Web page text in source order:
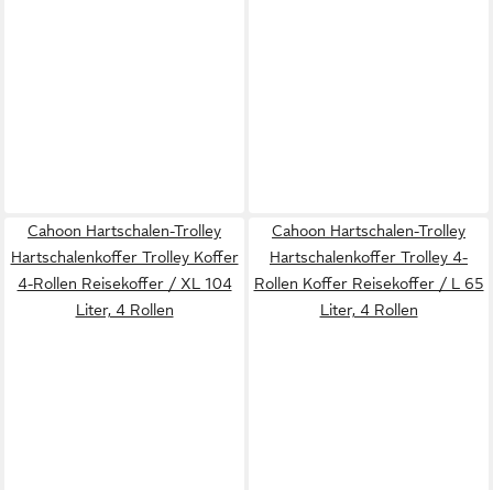
Cahoon Hartschalen-Trolley
Hartschalenkoffer Trolley Koffer
4-Rollen Reisekoffer / XL 104
Liter, 4 Rollen
Cahoon Hartschalen-Trolley
Hartschalenkoffer Trolley 4-
Rollen Koffer Reisekoffer / L 65
Liter, 4 Rollen